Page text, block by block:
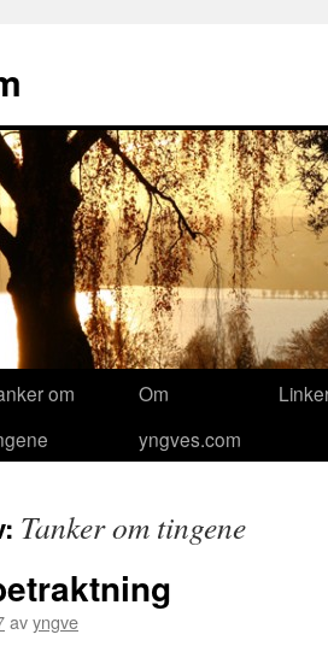
om
Om
yngves.com
Tanker om tingene
avyngve